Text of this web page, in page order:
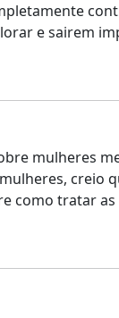
e sairem
mulheres
creio
como tratar